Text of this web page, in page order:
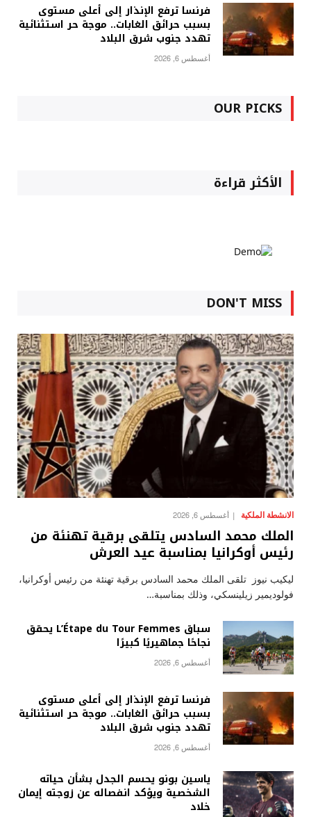
فرنسا ترفع الإنذار إلى أعلى مستوى
بسبب حرائق الغابات.. موجة حر استثنائية
تهدد جنوب شرق البلاد
أغسطس 6, 2026
OUR PICKS
الأكثر قراءة
DON'T MISS
الانشطة الملكية أغسطس 6, 2026
الملك محمد السادس يتلقى برقية تهنئة من
رئيس أوكرانيا بمناسبة عيد العرش
ليكيب نيوز تلقى الملك محمد السادس برقية تهنئة من رئيس أوكرانيا،
فولوديمير زيلينسكي، وذلك بمناسبة…
سباق L’Étape du Tour Femmes يحقق
نجاحًا جماهيريًا كبيرًا
أغسطس 6, 2026
فرنسا ترفع الإنذار إلى أعلى مستوى
بسبب حرائق الغابات.. موجة حر استثنائية
تهدد جنوب شرق البلاد
أغسطس 6, 2026
ياسين بونو يحسم الجدل بشأن حياته
الشخصية ويؤكد انفصاله عن زوجته إيمان
خلاد